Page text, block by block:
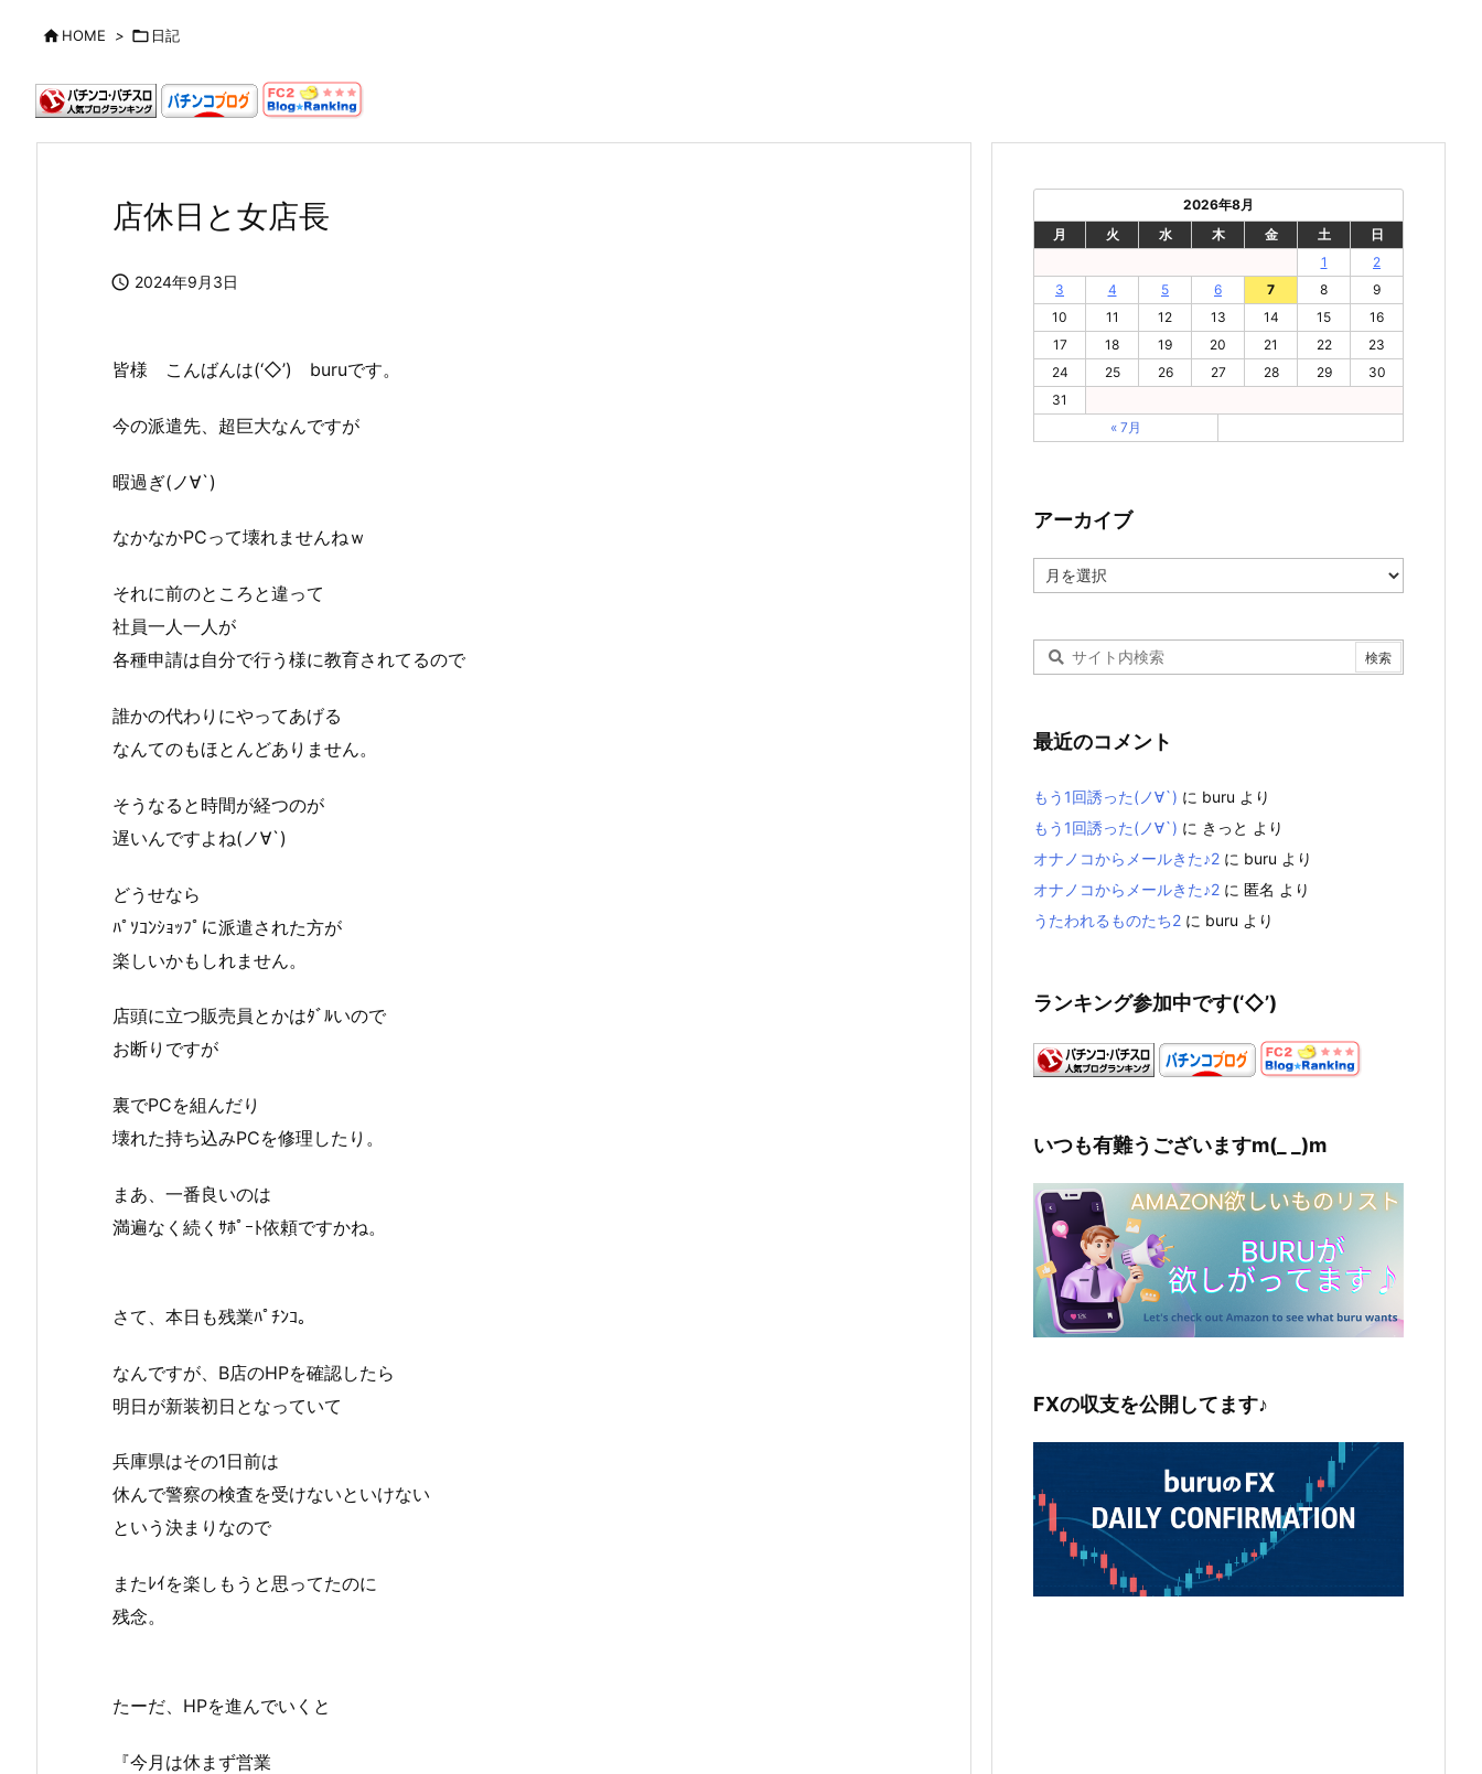
HOME >  日記
店休日と女店長
 2024年9月3日
皆様 こんばんは(‘◇’)ゞburuです。
今の派遣先、超巨大なんですが
暇過ぎ(ノ∀`)
なかなかPCって壊れませんねｗ
それに前のところと違って
社員一人一人が
各種申請は自分で行う様に教育されてるので
誰かの代わりにやってあげる
なんてのもほとんどありません。
そうなると時間が経つのが
遅いんですよね(ノ∀`)
どうせなら
ﾊﾟｿｺﾝｼｮｯﾌﾟに派遣された方が
楽しいかもしれません。
店頭に立つ販売員とかはﾀﾞﾙいので
お断りですが
裏でPCを組んだり
壊れた持ち込みPCを修理したり。
まあ、一番良いのは
満遍なく続くｻﾎﾟｰﾄ依頼ですかね。
さて、本日も残業ﾊﾟﾁﾝｺ。
なんですが、B店のHPを確認したら
明日が新装初日となっていて
兵庫県はその1日前は
休んで警察の検査を受けないといけない
という決まりなので
またﾚｲを楽しもうと思ってたのに
残念。
たーだ、HPを進んでいくと
『今月は休まず営業
2026年8月
月
火 水 木 金 土
日
1
2
3
4 5 6 7 8
9
10
11 12 13 14 15
16
17
18 19 20 21 22
23
24
25 26 27 28 29
30
31
« 7月
アーカイブ
ー
最近のコメント
もう1回誘った(ノ∀`) に buru より
もう1回誘った(ノ∀`) に きっと より
オナノコからメールきた♪2 に buru より
オナノコからメールきた♪2 に 匿名 より
うたわれるものたち2 に buru より
ランキング参加中です(‘◇’)ゞ
いつも有難うございますm(_ _)m
FXの収支を公開してます♪